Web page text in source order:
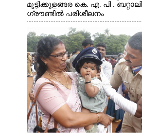
മുട്ടിക്കുളങ്ങര കെ. എ. പി .
ഗ്രൗണ്ടിൽ പരിശീലനം